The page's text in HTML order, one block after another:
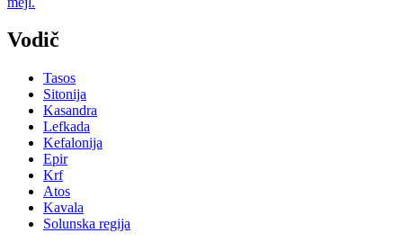
Vodič
Tasos
Sitonija
Kasandra
Lefkada
Kefalonija
Epir
Krf
Atos
Kavala
Solunska regija